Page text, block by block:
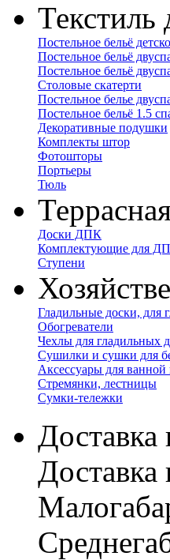
Текстиль
Постельное бельё
Постельное бельё
Постельное бельё
Столовые скатерти
Постельное белье
Постельное бельё 1.5
Декоративные подушки
Комплекты штор
Фотошторы
Портьеры
Тюль
Доски ДПК
Комплектующие для
Ступени
Гладильные доски, для
Обогреватели
Чехлы для гладильных
Сушилки и сушки для
Аксессуары для
Стремянки, лестницы
Сумки-тележки